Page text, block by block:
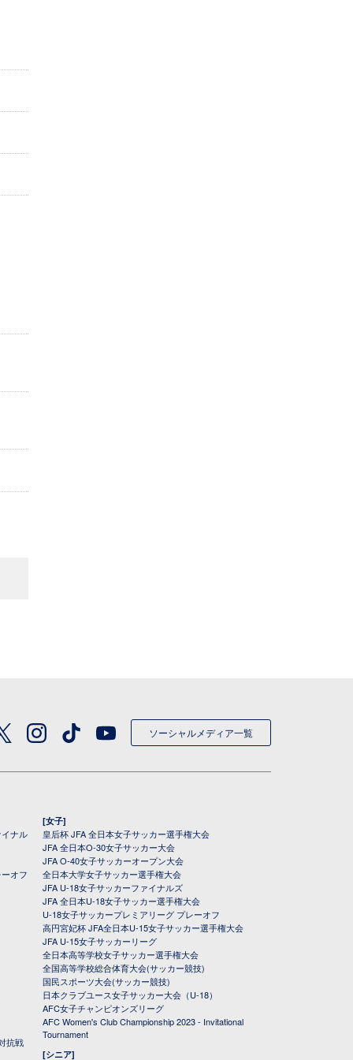
ソーシャルメディア一覧
ナル
オフ
抗戦
[女子]
皇后杯 JFA 全日本女子サッカー選手権大会
JFA 全日本O-30女子サッカー大会
JFA O-40女子サッカーオープン大会
全日本大学女子サッカー選手権大会
JFA U-18女子サッカーファイナルズ
JFA 全日本U-18女子サッカー選手権大会
U-18女子サッカープレミアリーグ プレーオフ
高円宮妃杯 JFA全日本U-15女子サッカー選手権大会
JFA U-15女子サッカーリーグ
全日本高等学校女子サッカー選手権大会
全国高等学校総合体育大会(サッカー競技)
国民スポーツ大会(サッカー競技)
日本クラブユース女子サッカー大会（U-18）
AFC女子チャンピオンズリーグ
AFC Women's Club Championship 2023 - Invitational
Tournament
[シニア]